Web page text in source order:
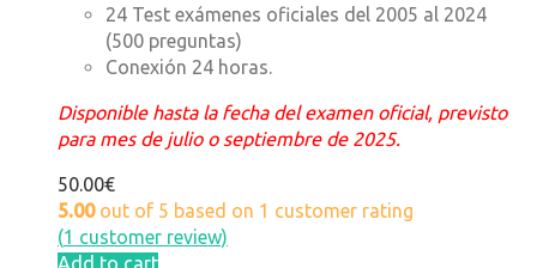
24 Test exámenes oficiales del 2005 al 2024
(500 preguntas)
Conexión 24 horas.
Disponible hasta la fecha del examen oficial, previsto
para mes de julio o septiembre de 2025.
50.00€
5.00out of 5 based on 1 customer rating
(1 customer review)
Add to cart